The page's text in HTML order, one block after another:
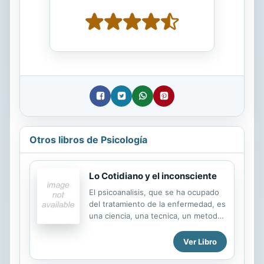
Otros libros de Psicología
Lo Cotidiano y el inconsciente
El psicoanalisis, que se ha ocupado
del tratamiento de la enfermedad, es
una ciencia, una tecnica, un metodo
ocasiones se convierte para el
publico en una jerga compleja que no
Ver Libro